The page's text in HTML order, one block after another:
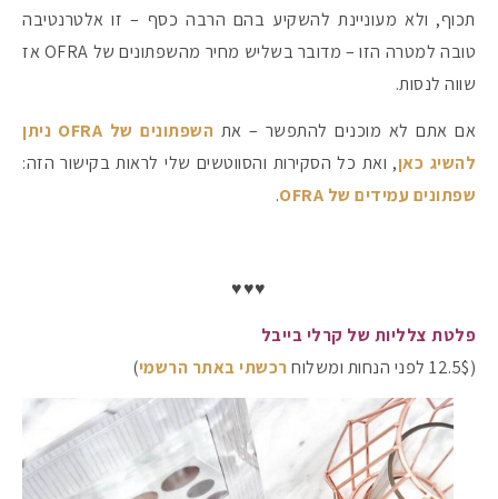
תכוף, ולא מעוניינת להשקיע בהם הרבה כסף – זו אלטרנטיבה
טובה למטרה הזו – מדובר בשליש מחיר מהשפתונים של OFRA אז
שווה לנסות.
אם אתם לא מוכנים להתפשר – את
השפתונים של OFRA ניתן
להשיג כאן, ואת כל הסקירות והסווטשים שלי לראות בקישור הזה:
שפתונים עמידים של OFRA
.
♥♥♥
פלטת צלליות של קרלי בייבל
(12.5$ לפני הנחות ומשלוח
רכשתי באתר הרשמי)